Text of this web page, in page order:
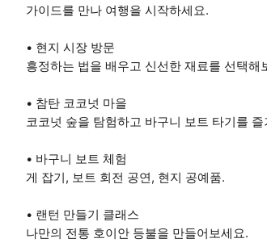
가이드를 만나 여행을 시작하세요.
• 현지 시장 방문
흥정하는 법을 배우고 신선한 재료를 선택해
• 참탄 코코넛 마을
코코넛 숲을 탐험하고 바구니 보트 타기를 즐
• 바구니 보트 체험
게 잡기, 보트 회전 공연, 현지 공예품.
• 랜턴 만들기 클래스
나만의 전통 호이안 등불을 만들어보세요.